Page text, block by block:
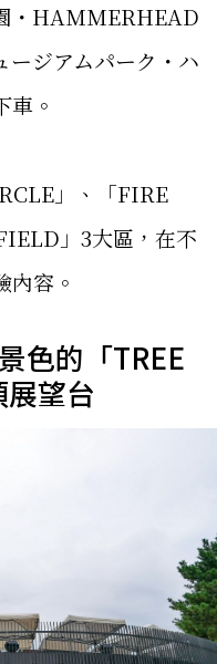
・HAMMERHEAD
ージアムパーク・ハ
車。
」、「FIRE
」3大區，在不
內容。
色的「TREE
展望台